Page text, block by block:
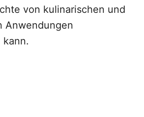
von kulinarischen und
Anwendungen